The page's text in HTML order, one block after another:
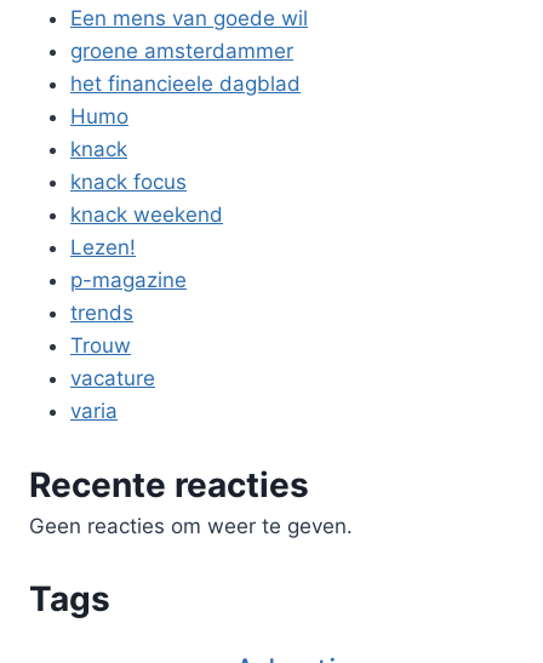
Een mens van goede wil
groene amsterdammer
het financieele dagblad
Humo
knack
knack focus
knack weekend
Lezen!
p-magazine
trends
Trouw
vacature
varia
Recente reacties
Geen reacties om weer te geven.
Tags